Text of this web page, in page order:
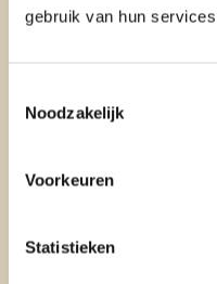
gebruik van hun
Noodzakelijk
Voorkeuren
Statistieken
Soms bestaan er ook